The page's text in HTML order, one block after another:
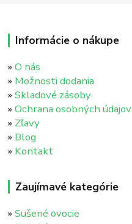
Informácie o nákupe
»O nás
» Možnosti dodania
»Skladové zásoby
»Ochrana osobných údajov
» Zľavy
» Blog
» Kontakt
Zaujímavé kategórie
»Sušené ovocie